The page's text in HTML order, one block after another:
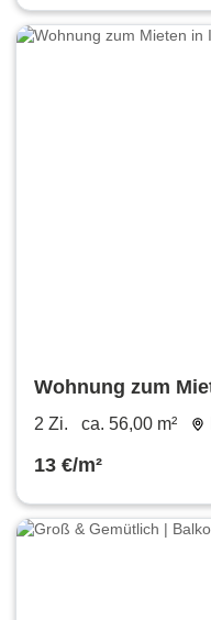
Wohnung zum
m²
2 Zi. ca. 56,00 m²
13 €/m²